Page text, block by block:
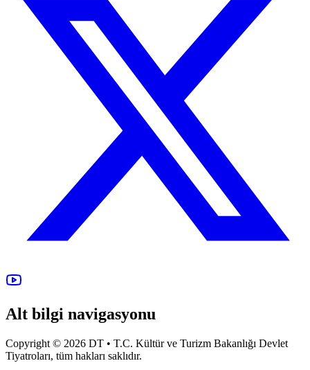
Alt bilgi navigasyonu
Copyright © 2026 DT • T.C. Kültür ve Turizm Bakanlığı Devlet
Tiyatroları, tüm hakları saklıdır.